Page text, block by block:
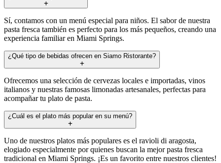
Sí, contamos con un menú especial para niños. El sabor de nuestra
pasta fresca también es perfecto para los más pequeños, creando una
experiencia familiar en Miami Springs.
¿Qué tipo de bebidas ofrecen en Siamo Ristorante?
Ofrecemos una selección de cervezas locales e importadas, vinos
italianos y nuestras famosas limonadas artesanales, perfectas para
acompañar tu plato de pasta.
¿Cuál es el plato más popular en su menú?
Uno de nuestros platos más populares es el ravioli di aragosta,
elogiado especialmente por quienes buscan la mejor pasta fresca
tradicional en Miami Springs. ¡Es un favorito entre nuestros clientes!